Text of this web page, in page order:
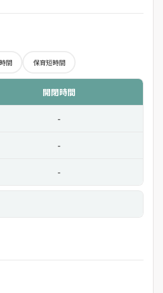
間 保育短時間
開閉時間
-
-
-